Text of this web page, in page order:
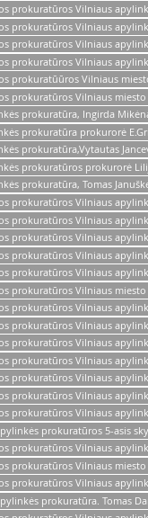
prokuratūros Vilniaus
prokuratūros Vilniaus
prokuratūros Vilniaus
prokuratūros Vilniaus
prokuratūūros Vilniaus
prokuratūros Vilniaus
prokuratūra, Ingirda
prokuratūra prokurorė
prokuratūra,Vytautas
prokuratūros prokurorė
prokuratūra, Tomas
prokuratūros Vilniaus
prokuratūros Vilniaus
prokuratūros Vilniaus
prokuratūros Vilniaus
prokuratūros Vilniaus
prokuratūros Vilniaus
prokuratūros Vilniaus
prokuratūros Vilniaus
prokuratūros Vilniaus
prokuratūros Vilniaus
prokuratūros Vilniaus
prokuratūros Vilniaus
prokuratūros Vilniaus
prokuratūros 5-asis
prokuratūros Vilniaus
prokuratūros Vilniaus
prokuratūros Vilniaus
prokuratūra. Tomas